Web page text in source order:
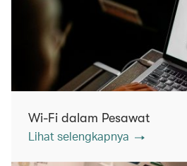
Wi-Fi dalam Pesawat
Lihat selengkapnya